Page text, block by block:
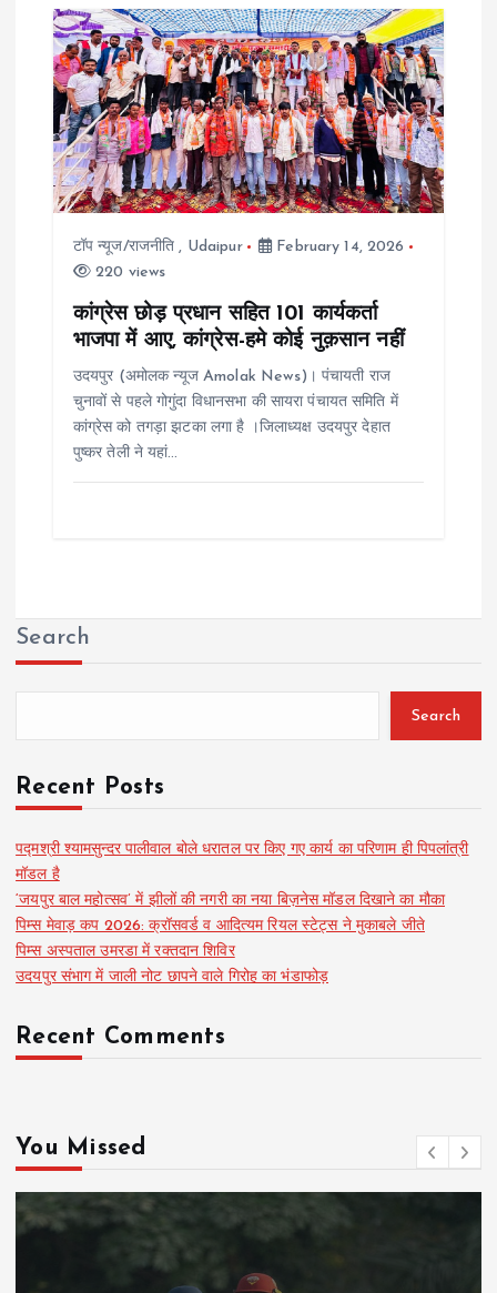
टॉप न्यूज/राजनीति , Udaipur
February 14, 2026
220 views
कांग्रेस छोड़ प्रधान सहित 101 कार्यकर्ता
भाजपा में आए, कांग्रेस-हमे कोई नुक़सान नहीं
उदयपुर (अमोलक न्यूज Amolak News)। पंचायती राज
चुनावों से पहले गोगुंदा विधानसभा की सायरा पंचायत समिति में
कांग्रेस को तगड़ा झटका लगा है ।जिलाध्यक्ष उदयपुर देहात
पुष्कर तेली ने यहां…
Search
Search
Recent Posts
पद्मश्री श्यामसुन्दर पालीवाल बोले धरातल पर किए गए कार्य का परिणाम ही पिपलांत्री
मॉडल है
‘जयपुर बाल महोत्सव’ में झीलों की नगरी का नया बिज़नेस मॉडल दिखाने का मौका
पिम्स मेवाड़ कप 2026: क्रॉसवर्ड व आदित्यम रियल स्टेट्स ने मुकाबले जीते
पिम्स अस्पताल उमरडा में रक्तदान शिविर
उदयपुर संभाग में जाली नोट छापने वाले गिरोह का भंडाफोड़
Recent Comments
You Missed